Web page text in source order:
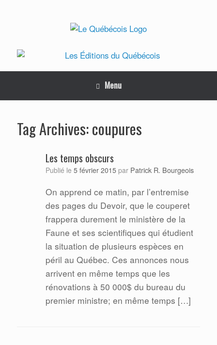
Menu
Tag Archives:coupures
Les temps obscurs
Publié le 5 février 2015 par Patrick R. Bourgeois
On apprend ce matin, par l’entremise
des pages du Devoir, que le couperet
frappera durement le ministère de la
Faune et ses scientifiques qui étudient
la situation de plusieurs espèces en
péril au Québec. Ces annonces nous
arrivent en même temps que les
rénovations à 50 000$ du bureau du
premier ministre; en même temps […]